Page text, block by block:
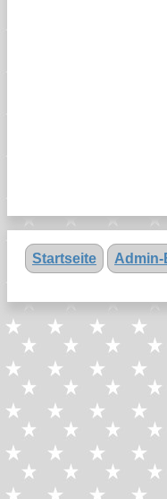
Startseite Admin-